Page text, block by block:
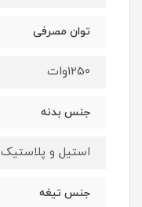
توان مصرفی
1250وات
جنس بدنه
استیل و پلاستیک
جنس تیغه